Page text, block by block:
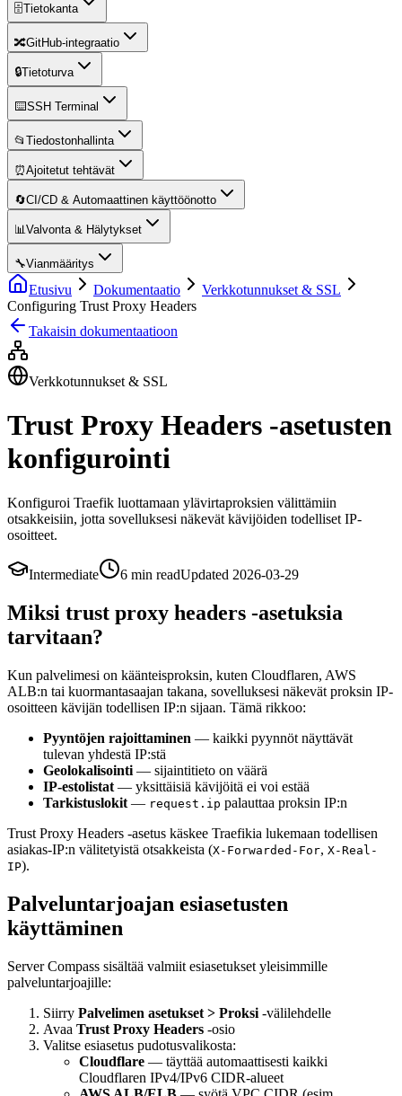
🗄️Tietokanta
🔀GitHub-integraatio
🔒Tietoturva
⌨️SSH Terminal
📂 Tiedostonhallinta
⏰Ajoitetut tehtävät
🔄CI/CD & Automaattinen käyttöönotto
📊Valvonta & Hälytykset
🔧Vianmääritys
Etusivu Dokumentaatio
Verkkotunnukset & SSL
Configuring Trust Proxy Headers
Takaisin dokumentaatioon
Verkkotunnukset & SSL
Trust Proxy Headers -asetusten
konfigurointi
Konfiguroi Traefik luottamaan ylävirtaproksien välittämiin
otsakkeisiin, jotta sovelluksesi näkevät kävijöiden todelliset IP-
osoitteet.
Intermediate 6 min readUpdated 2026-03-29
Miksi trust proxy headers -asetuksia
tarvitaan?
Kun palvelimesi on käänteisproksin, kuten Cloudflaren, AWS
ALB:n tai kuormantasaajan takana, sovelluksesi näkevät proksin IP-
osoitteen kävijän todellisen IP:n sijaan. Tämä rikkoo:
Pyyntöjen rajoittaminen — kaikki pyynnöt näyttävät
tulevan yhdestä IP:stä
Geolokalisointi — sijaintitieto on väärä
IP-estolistat — yksittäisiä kävijöitä ei voi estää
Tarkistuslokit — request.ip palauttaa proksin IP:n
Trust Proxy Headers -asetus käskee Traefikia lukemaan todellisen
asiakas-IP:n välitetyistä otsakkeista (X-Forwarded-For, X-Real-
IP).
Palveluntarjoajan esiasetusten
käyttäminen
Server Compass sisältää valmiit esiasetukset yleisimmille
palveluntarjoajille:
Siirry Palvelimen asetukset > Proksi -välilehdelle
Avaa Trust Proxy Headers -osio
Valitse esiasetus pudotusvalikosta:
Cloudflare — täyttää automaattisesti kaikki
Cloudflaren IPv4/IPv6 CIDR-alueet